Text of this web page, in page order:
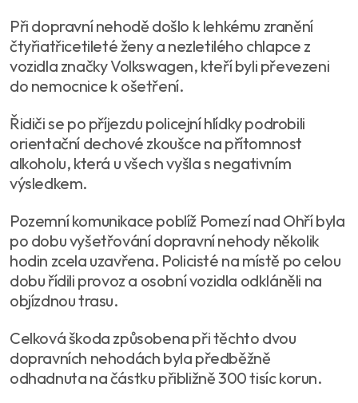
Při dopravní nehodě došlo k lehkému zranění
čtyřiatřicetileté ženy a nezletilého chlapce z
vozidla značky Volkswagen, kteří byli převezeni
do nemocnice k ošetření.
Řidiči se po příjezdu policejní hlídky podrobili
orientační dechové zkoušce na přítomnost
alkoholu, která u všech vyšla s negativním
výsledkem.
Pozemní komunikace poblíž Pomezí nad Ohří byla
po dobu vyšetřování dopravní nehody několik
hodin zcela uzavřena. Policisté na místě po celou
dobu řídili provoz a osobní vozidla odkláněli na
objízdnou trasu.
Celková škoda způsobena při těchto dvou
dopravních nehodách byla předběžně
odhadnuta na částku přibližně 300 tisíc korun.